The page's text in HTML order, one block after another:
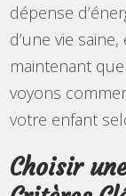
dépense
d’une vie
maintenant
voyons
votre enfant
Choisir